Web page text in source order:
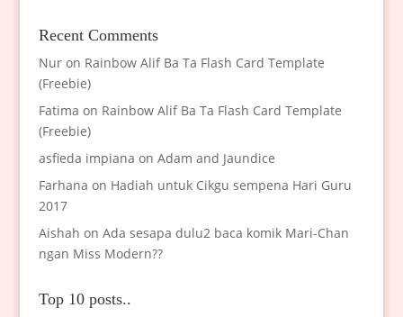
Recent Comments
Nuron Rainbow Alif Ba Ta Flash Card Template
(Freebie)
Fatima on Rainbow Alif Ba Ta Flash Card Template
(Freebie)
asfieda impiana on Adam and Jaundice
Farhana on Hadiah untuk Cikgu sempena Hari Guru
2017
Aishah on Ada sesapa dulu2 baca komik Mari-Chan
ngan Miss Modern??
Top 10 posts..